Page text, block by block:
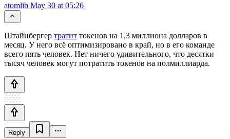
atomlib May 30 at 05:26
Штайнбергер тратит токенов на 1,3 миллиона долларов в
месяц. У него всё оптимизировано в край, но в его команде
всего пять человек. Нет ничего удивительного, что десятки
тысяч человек могут потратить токенов на полмиллиарда.
Reply